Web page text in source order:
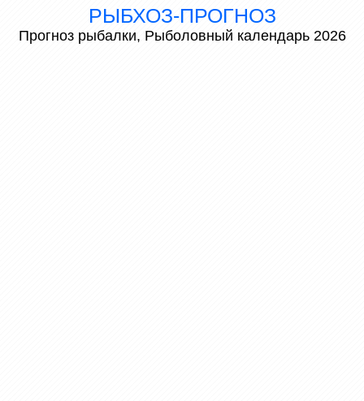
РЫБХОЗ-ПРОГНОЗ
Прогноз рыбалки, Рыболовный календарь 2026